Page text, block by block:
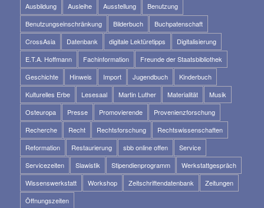
Ausbildung Ausleihe Ausstellung
Benutzung
Benutzungseinschränkung
Bilderbuch
Buchpatenschaft
CrossAsia
Datenbank digitale Lektüretipps
Digitalisierung
E.T.A. Hoffmann
Fachinformation
Freunde der Staatsbibliothek
Geschichte
Hinweis Import Jugendbuch
Kinderbuch
Kulturelles Erbe
Lesesaal Martin Luther Materialität
Musik
Osteuropa
Presse Promovierende
Provenienzforschung
Recherche
Recht Rechtsforschung
Rechtswissenschaften
Reformation
Restaurierung sbb online offen
Service
Servicezeiten
Slawistik Stipendienprogramm
Werkstattgespräch
Wissenswerkstatt
Workshop Zeitschriftendatenbank
Zeitungen
Öffnungszeiten